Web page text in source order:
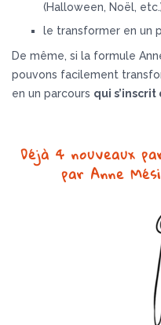
(Halloween, Noël,
le transformer en un
De même, si la formule
pouvons facilement
en un parcours qui
Déjà 4 nouveaux
par Anne